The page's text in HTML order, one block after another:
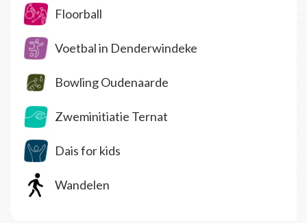
Floorball
Voetbal in Denderwindeke
Bowling Oudenaarde
Zweminitiatie Ternat
Dais for kids
Wandelen